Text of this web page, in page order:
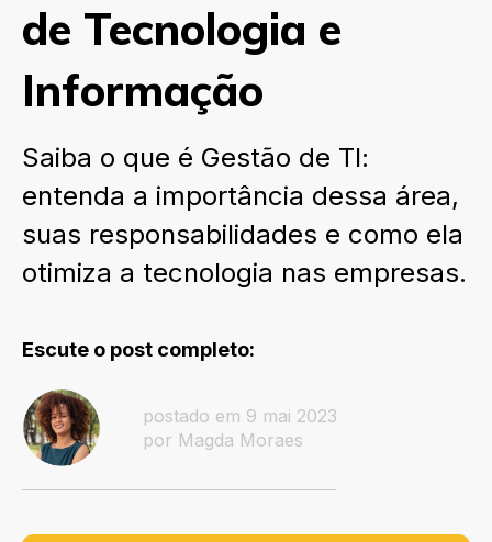
de Tecnologia e
Informação
Saiba o que é Gestão de TI:
entenda a importância dessa área,
suas responsabilidades e como ela
otimiza a tecnologia nas empresas.
Escute o post completo:
postado em 9 mai 2023
por Magda Moraes